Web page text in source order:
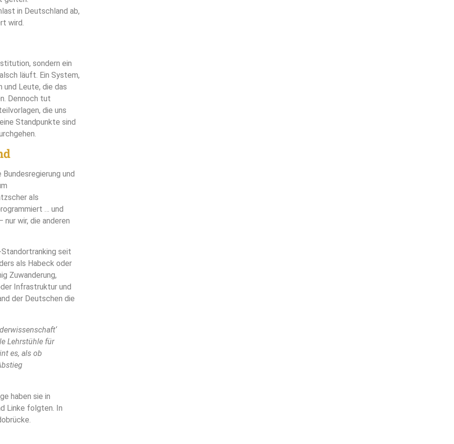
in Deutschland ab,
wird.
sondern ein
läuft. Ein System,
und Leute, die das
Dennoch tut
die uns
Standpunkte sind
und
als
… und
nur wir, die anderen
Standortranking seit
als Habeck oder
Zuwanderung,
Infrastruktur und
der Deutschen die
Lehrstühle für
es, als ob
haben sie in
Linke folgten. In